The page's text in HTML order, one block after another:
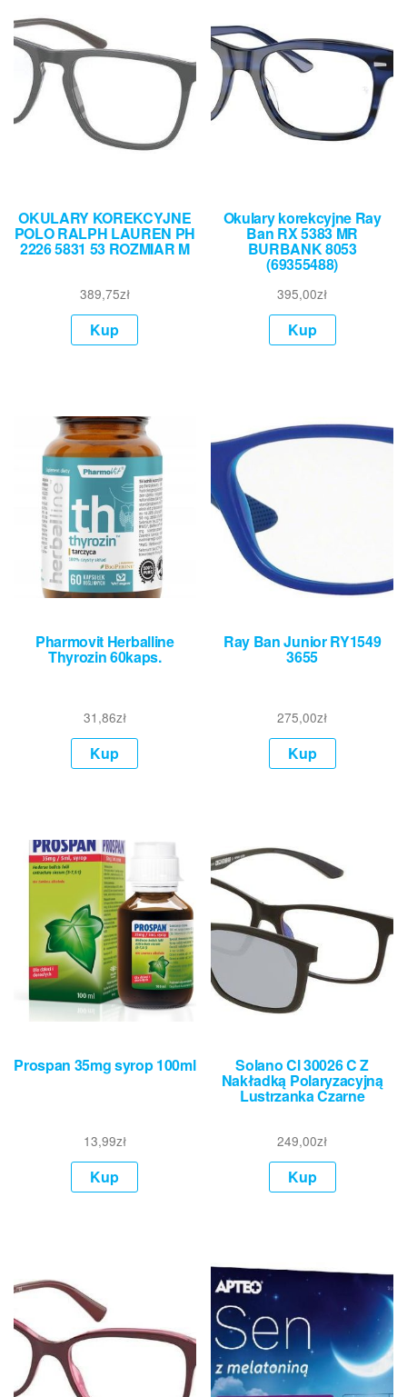
OKULARY KOREKCYJNE
POLO RALPH LAUREN PH
2226 5831 53 ROZMIAR M
389,75zł
Kup
Okulary korekcyjne Ray
Ban RX 5383 MR
BURBANK 8053
(69355488)
395,00zł
Kup
Pharmovit Herballine
Thyrozin 60kaps.
31,86zł
Kup
Ray Ban Junior RY1549
3655
275,00zł
Kup
Prospan 35mg syrop 100ml
13,99zł
Kup
Solano Cl 30026 C Z
Nakładką Polaryzacyjną
Lustrzanka Czarne
249,00zł
Kup